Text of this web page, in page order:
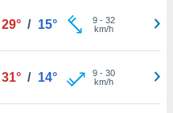
29° / 15° 9- 32
km/h
31° / 14° 9- 30
km/h